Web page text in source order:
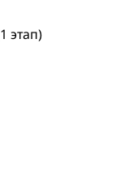
этап)